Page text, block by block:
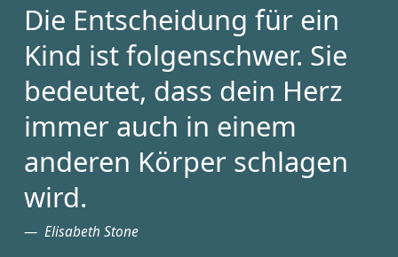
Die Entscheidung für ein
Kind ist folgenschwer. Sie
bedeutet, dass dein Herz
immer auch in einem
anderen Körper schlagen
wird.
Elisabeth Stone